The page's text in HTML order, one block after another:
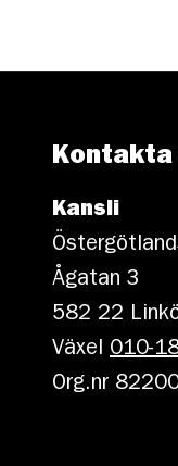
Kontakta
Kansli
Ågatan 3
582 22
Växel 010-
Org.nr